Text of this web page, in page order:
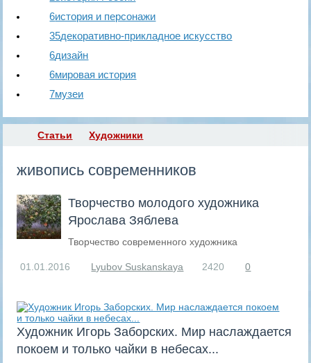
6история и персонажи
35декоративно-прикладное искусство
6дизайн
6мировая история
7музеи
Статьи Художники
живопись современников
​Творчество молодого художника
Ярослава Зяблева
Творчество современного художника
01.01.2016 Lyubov Suskanskaya 2420 0
Художник Игорь Заборских. Мир наслаждается
покоем и только чайки в небесах...